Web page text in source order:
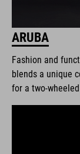
ARUBA
Fashion and
blends a unique
for a two-